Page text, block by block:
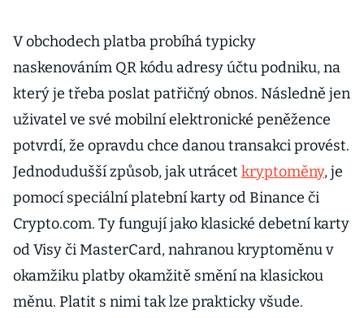
V obchodech platba probíhá typicky
naskenováním QR kódu adresy účtu podniku, na
který je třeba poslat patřičný obnos. Následně jen
uživatel ve své mobilní elektronické peněžence
potvrdí, že opravdu chce danou transakci provést.
Jednodudušší způsob, jak utrácet kryptoměny, je
pomocí speciální platební karty od Binance či
Crypto.com. Ty fungují jako klasické debetní karty
od Visy či MasterCard, nahranou kryptoměnu v
okamžiku platby okamžitě smění na klasickou
měnu. Platit s nimi tak lze prakticky všude.